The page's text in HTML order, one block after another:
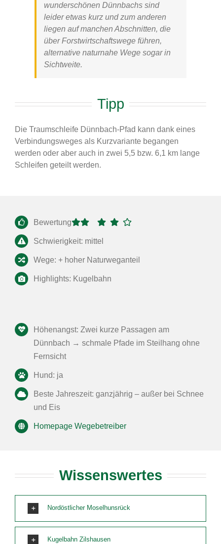
wunderschönen Dünnbachs sind
leider etwas kurz und zum anderen
liegen auf manchen Abschnitten, die
über Forstwirtschaftswege führen,
alternative naturnahe Wege sogar in
Sichtweite.
Tipp
Die Traumschleife Dünnbach-Pfad kann dank eines
Verbindungsweges als Kurzvariante begangen
werden oder aber auch in zwei 5,5 bzw. 6,1 km lange
Schleifen geteilt werden.
Bewertung
Schwierigkeit: mittel
Wege: + hoher Naturweganteil
Highlights: Kugelbahn
Höhenangst: Zwei kurze Passagen am
Dünnbach → schmale Pfade im Steilhang ohne
Fernsicht
Hund: ja
Beste Jahreszeit: ganzjährig – außer bei Schnee
und Eis
Homepage Wegebetreiber
Wissenswertes
Nordöstlicher Moselhunsrück
Kugelbahn Zilshausen